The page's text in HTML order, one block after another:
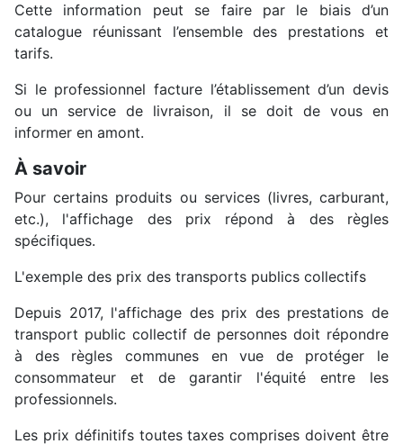
Cette information peut se faire par le biais d’un
catalogue réunissant l’ensemble des prestations et
tarifs.
Si le professionnel facture l’établissement d’un devis
ou un service de livraison, il se doit de vous en
informer en amont.
À savoir
Pour certains produits ou services (livres, carburant,
etc.), l'affichage des prix répond à des règles
spécifiques.
L'exemple des prix des transports publics collectifs
Depuis 2017, l'affichage des prix des prestations de
transport public collectif de personnes doit répondre
à des règles communes en vue de protéger le
consommateur et de garantir l'équité entre les
professionnels.
Les prix définitifs toutes taxes comprises doivent être